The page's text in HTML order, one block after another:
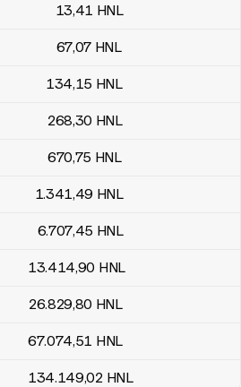
13,41 HNL
67,07 HNL
134,15 HNL
268,30 HNL
670,75 HNL
1.341,49 HNL
6.707,45 HNL
13.414,90 HNL
26.829,80 HNL
67.074,51 HNL
134.149,02 HNL